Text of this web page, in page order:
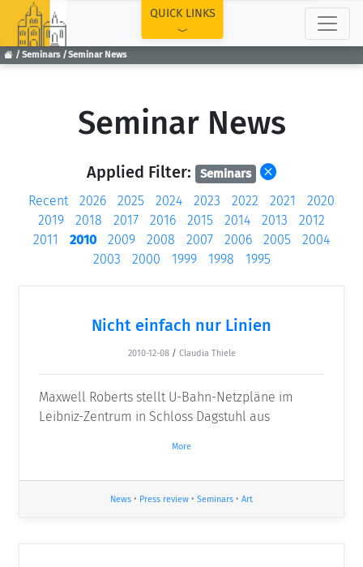
Seminars Seminar News
QUICK LINKS
Seminar News
Applied Filter: Seminars
Recent 2026 2025 2024 2023 2022 2021
2020
2019
2018 2017 2016 2015 2014 2013
2012
2011
2010 2009 2008 2007 2006 2005
2004
2003
2000 1999 1998 1995
Nicht einfach nur Linien
2010-12-08 / Claudia Thiele
Maxwell Roberts stellt U-Bahn-Netzpläne im
Leibniz-Zentrum in Schloss Dagstuhl aus
More
News • Press review • Seminars • Art